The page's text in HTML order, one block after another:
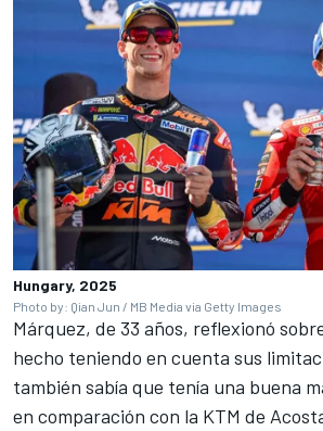
Hungary, 2025
Photo by: Qian Jun / MB Media via Getty Images
Márquez, de 33 años, reflexionó
hecho teniendo en cuenta sus
también sabía que tenía una buena
en comparación con la KTM de